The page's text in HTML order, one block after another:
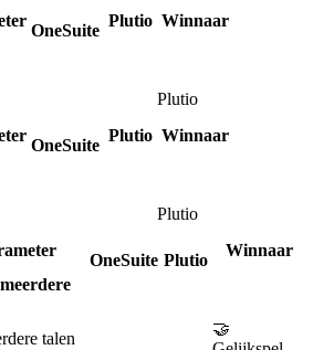
OneSuite
Plutio Winnaar
Plutio
OneSuite
Plutio Winnaar
Plutio
OneSuite Plutio
Winnaar
talen
🤝